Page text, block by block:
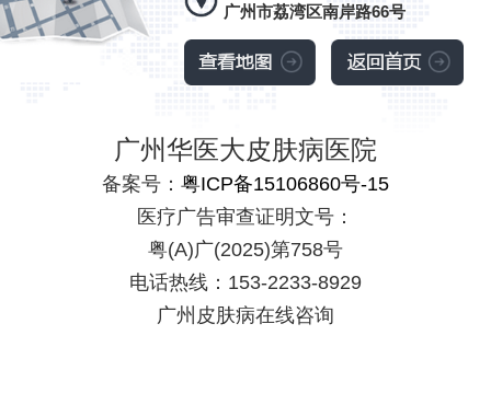
广州市荔湾区南岸路66号
广州华医大皮肤病医院
备案号： 粤ICP备15106860号-15
医疗广告审查证明文号：
粤(A)广(2025)第758号
电话热线：153-2233-8929
广州皮肤病在线咨询